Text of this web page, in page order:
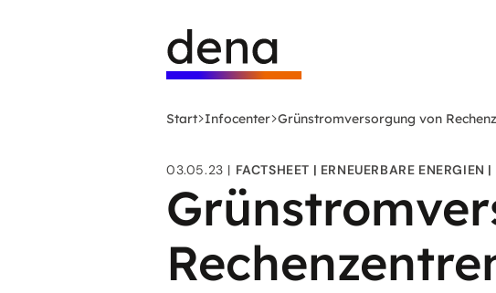
Deutsche
Energie-
Agentur
-
Startseite
Start Infocenter Grünstromversorgung von
03.05.23 FACTSHEET ERNEUERBARE ENERGIEN